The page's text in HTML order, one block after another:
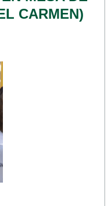
CARMEN)